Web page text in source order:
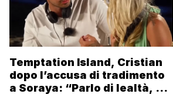
Temptation Island, Cristian
dopo l’accusa di tradimento
a Soraya: “Parlo di lealtà, ma